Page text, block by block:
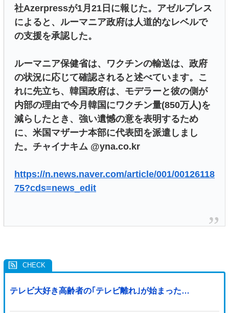
社Azerpressが1月21日に報じた。アゼルプレス
によると、ルーマニア政府は人道的なレベルで
の支援を承認した。
ルーマニア保健省は、ワクチンの輸送は、政府
の状況に応じて確認されると述べています。こ
れに先立ち、韓国政府は、モデラーと彼の側が
内部の理由で今月韓国にワクチン量(850万人)を
減らしたとき、強い遺憾の意を表明するため
に、米国マザーナ本部に代表団を派遣しまし
た。チャイナキム @yna.co.kr
https://n.news.naver.com/article/001/00126118
75?cds=news_edit
テレビ大好き高齢者の｢テレビ離れ｣が始まった…